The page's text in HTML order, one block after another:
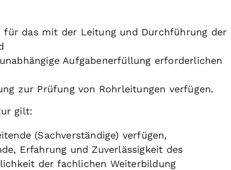
für das mit der Leitung und Durchführung der
Aufgabenerfüllung erforderlichen
zur Prüfung von Rohrleitungen verfügen.
gilt:
(Sachverständige) verfügen,
Erfahrung und Zuverlässigkeit des
der fachlichen Weiterbildung